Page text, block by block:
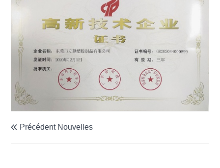
 Précédent Nouvelles